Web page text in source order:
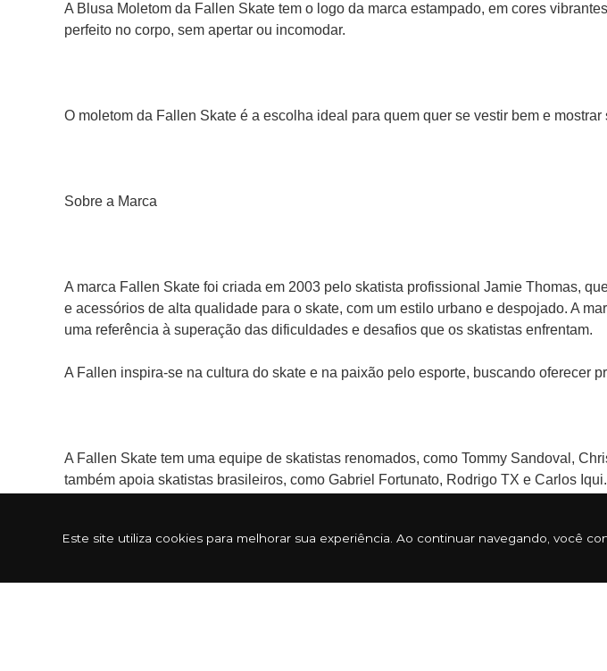
Este site utiliza cookies para melhorar sua experiência. Ao continuar navegando, você
A Blusa Moletom da Fallen Skate tem o logo da marca estampado, em cores
perfeito no corpo, sem apertar ou incomodar.
O moletom da Fallen Skate é a escolha ideal para quem quer se vestir bem e
Sobre a Marca
A marca Fallen Skate foi criada em 2003 pelo skatista profissional Jamie Thomas,
e acessórios de alta qualidade para o skate, com um estilo urbano e despojado. A
uma referência à superação das dificuldades e desafios que os skatistas enfrentam.
A Fallen inspira-se na cultura do skate e na paixão pelo esporte, buscando oferecer
A Fallen Skate tem uma equipe de skatistas renomados, como Tommy Sandoval,
também apoia skatistas brasileiros, como Gabriel Fortunato, Rodrigo TX e Carlos
A marca Fallen Skate tem uma história de sucesso e reconhecimento no cenário